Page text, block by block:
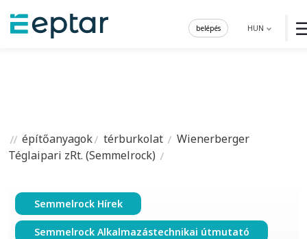
HUN
belépés
építőanyagok térburkolat
Wienerberger
Téglaipari zRt. (Semmelrock)
Semmelrock Hírek
Semmelrock Alkalmazástechnikai útmutató